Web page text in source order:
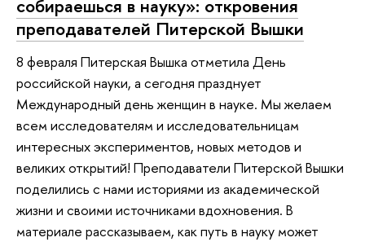
собираешься в науку»: откровения
преподавателей Питерской Вышки
8 февраля Питерская Вышка отметила День
российской науки, а сегодня празднует
Международный день женщин в науке. Мы желаем
всем исследователям и исследовательницам
интересных экспериментов, новых методов и
великих открытий! Преподаватели Питерской Вышки
поделились с нами историями из академической
жизни и своими источниками вдохновения. В
материале рассказываем, как путь в науку может